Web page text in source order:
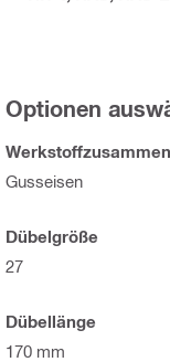
Optionen
Gusseisen
Dübelgröße
27
Dübellänge
170 mm